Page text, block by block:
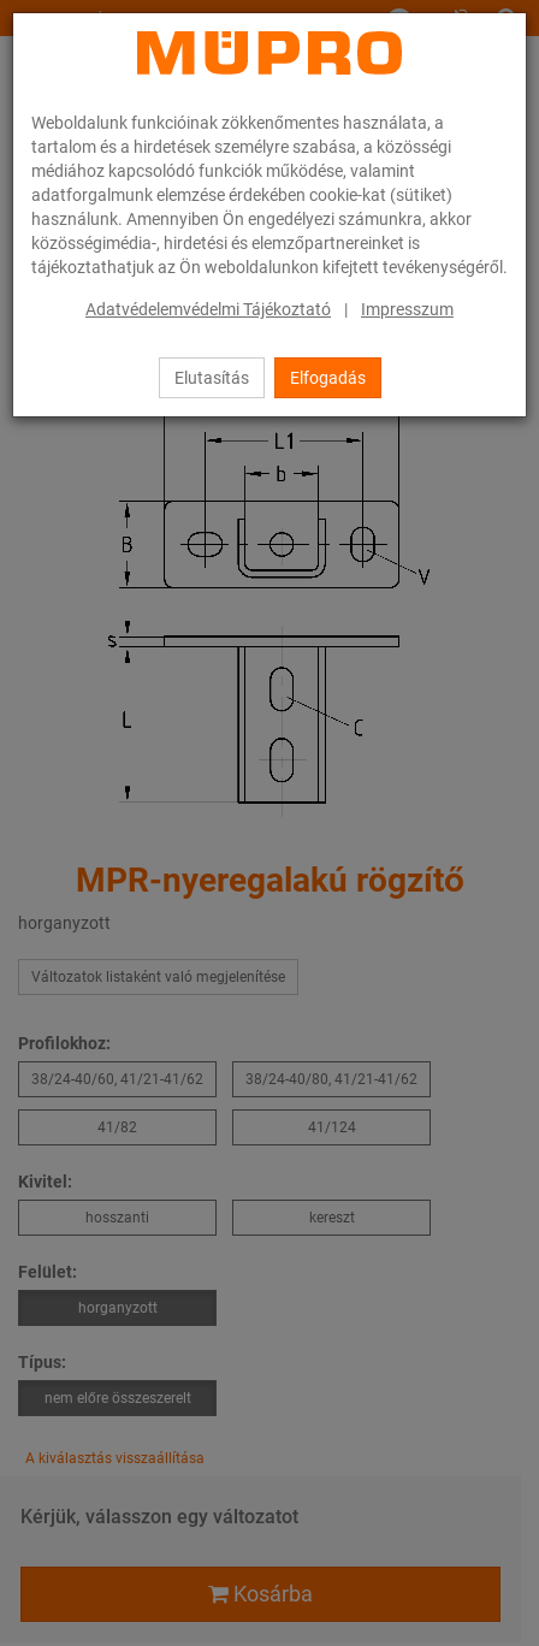
Weboldalunk funkcióinak zökkenőmentes használata, a
tartalom és a hirdetések személyre szabása, a közösségi
médiához kapcsolódó funkciók működése, valamint
adatforgalmunk elemzése érdekében cookie-kat (sütiket)
használunk. Amennyiben Ön engedélyezi számunkra, akkor
közösségimédia-, hirdetési és elemzőpartnereinket is
tájékoztathatjuk az Ön weboldalunkon kifejtett tevékenységéről.
Adatvédelemvédelmi Tájékoztató | Impresszum
Elutasítás Elfogadás
www.muepro.hu
Webáruhàz Rögzítéstechnika
Spinklerberendezések rögzítése
Szerelősínek spinklerberendezések rögzítéséhez
MPR-nyeregalakú rögzítő
20 / 43
MPR-nyeregalakú rögzítő
horganyzott
Változatok listaként való megjelenítése
Profilokhoz:
38/24-40/60, 41/21-41/62 38/24-40/80, 41/21-41/62
41/82 41/124
Kivitel:
hosszanti kereszt
Felület:
horganyzott
Típus:
nem előre összeszerelt
A kiválasztás visszaállítása
Kérjük, válasszon egy változatot
Kosárba